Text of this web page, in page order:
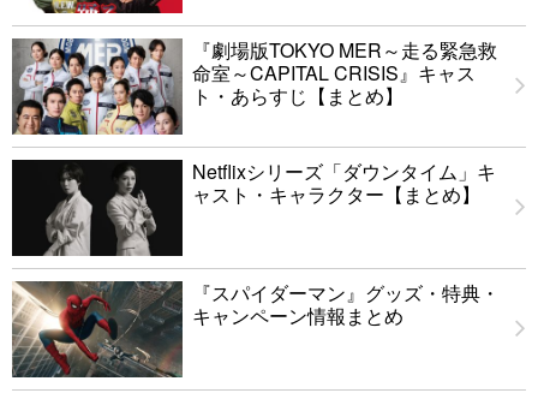
『劇場版TOKYO MER～走る緊急救
命室～CAPITAL CRISIS』キャス
ト・あらすじ【まとめ】
Netflixシリーズ「ダウンタイム」キ
ャスト・キャラクター【まとめ】
『スパイダーマン』グッズ・特典・
キャンペーン情報まとめ